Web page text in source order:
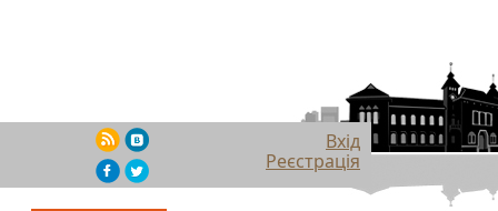
Вхід
Реєстрація